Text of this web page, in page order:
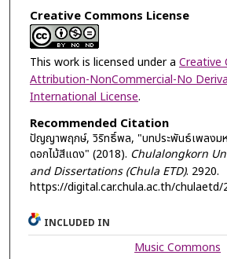
Creative Commons License
This work is licensed under a Creative
Attribution-NonCommercial-No
International License.
Recommended Citation
ปัญญาพฤกษ์, วิริทธิ์พล, "บทประพันธ์เพลง
ดอกไม้สีแดง" (2018). Chulalongkorn
and Dissertations (Chula ETD). 2920.
https://digital.car.chula.ac.th/chulaetd/
INCLUDED IN
Music Commons